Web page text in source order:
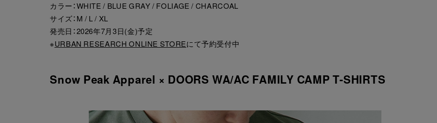
カラー：WHITE / BLUE GRAY / FOLIAGE / CHARCOAL
サイズ：M / L / XL
発売日：2026年7月3日(金)予定
※URBAN RESEARCH ONLINE STOREにて予約受付中
Snow Peak Apparel × DOORS WA/AC FAMILY CAMP T-SHIRTS